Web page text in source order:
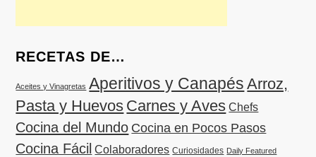
RECETAS DE…
Aceites y Vinagretas Aperitivos y Canapés Arroz,
Pasta y Huevos Carnes y Aves Chefs
Cocina del Mundo Cocina en Pocos Pasos
Cocina Fácil Colaboradores Curiosidades Daily Featured